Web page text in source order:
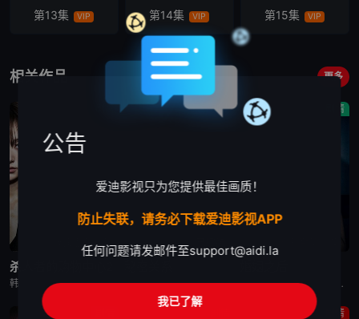
第13集 VIP 第14集 VIP 第15集 VIP
相关作品 更多
更新至第6集
杀人者的购物中心2
韩剧《杀人者的购物中心2》又名：A Shop for Killers S2,A Shop for Killers Season 2,킬러들의 쇼핑몰2，讲述了：购物中心即将重新开张！郑进湾（李栋旭 饰
剧情
韩剧秘密关系改编自同名漫画。多温聪明机灵、足智多谋，努力摆脱贫困。但他的吝啬行为却惹恼了同事成贤，成贤讨厌他。在与自己贫困的父母发生冲突后，多温突然与成贤的关系越来越亲密，同时也在平衡着对前任导师
剧情
韩剧《婚姻之后》又名：婚姻的完成,The Husband,The Fulfillment of Marriage,결혼의 완성，讲述了：神经外科权威姜泰柱（南宫珉 饰）因为老婆高世允（李雪 饰）在提出
剧情
公告
爱迪影视只为您提供最佳画质！
防止失联，请务必下载爱迪影视APP
任何问题请发邮件至support@aidi.la
我已了解